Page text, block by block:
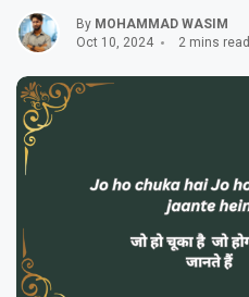
By MOHAMMAD WASIM
Oct 10, 2024
2 mins read